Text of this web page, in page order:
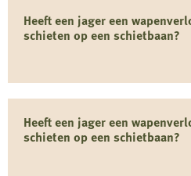
Heeft een jager een
schieten op een schietbaan?
Heeft een jager een
schieten op een schietbaan?